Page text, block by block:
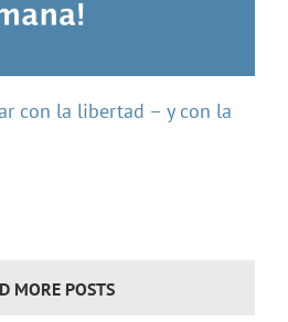
con la libertad – y con la
MORE POSTS